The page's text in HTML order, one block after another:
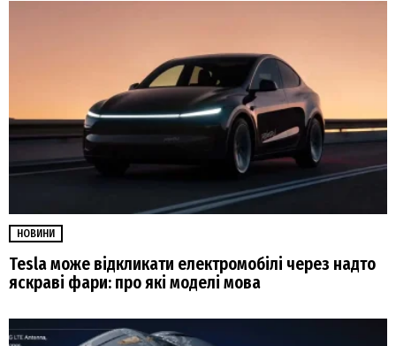
НОВИНИ
Tesla може відкликати електромобілі через надто
яскраві фари: про які моделі мова